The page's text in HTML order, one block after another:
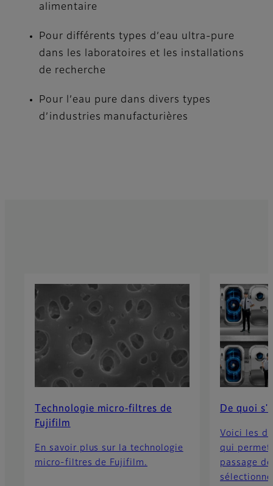
alimentaire
Pour différents types d’eau ultra-pure
dans les laboratoires et les installations
de recherche
Pour l’eau pure dans divers types
d’industries manufacturières
Technologie micro-filtres de
Fujifilm
En savoir plus sur la technologie
micro-filtres de Fujifilm.
De quoi
Voici les
qui
passage